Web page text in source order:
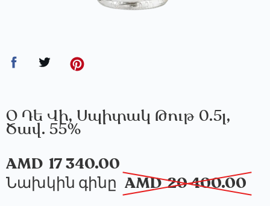
Օ Դե Վի, Սպիտակ Թութ 0.5լ,
Ծավ․ 55%
AMD 17 340.00
Նախկին գինը AMD20 400.00